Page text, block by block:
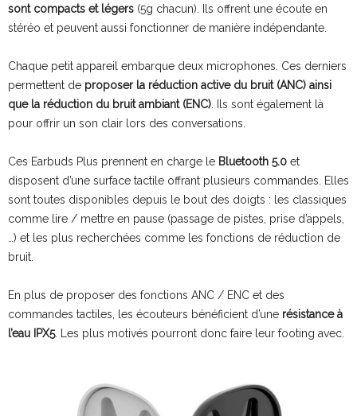
sont compacts et légers (5g chacun). Ils offrent une écoute en
stéréo et peuvent aussi fonctionner de manière indépendante.
Chaque petit appareil embarque deux microphones. Ces derniers
permettent de proposer la réduction active du bruit (ANC) ainsi
que la réduction du bruit ambiant (ENC) . Ils sont également là
pour offrir un son clair lors des conversations.
Ces Earbuds Plus prennent en charge le Bluetooth 5.0 et
disposent d’une surface tactile offrant plusieurs commandes. Elles
sont toutes disponibles depuis le bout des doigts : les classiques
comme lire / mettre en pause (passage de pistes, prise d’appels,
…) et les plus recherchées comme les fonctions de réduction de
bruit.
En plus de proposer des fonctions ANC / ENC et des
commandes tactiles, les écouteurs bénéficient d’une résistance à
l’eau IPX5. Les plus motivés pourront donc faire leur footing avec.